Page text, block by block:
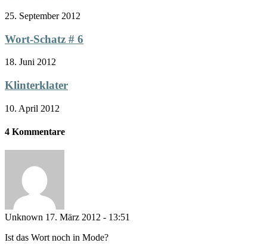
25. September 2012
Wort-Schatz # 6
18. Juni 2012
Klinterklater
10. April 2012
4 Kommentare
Unknown 17. März 2012 - 13:51
Ist das Wort noch in Mode?